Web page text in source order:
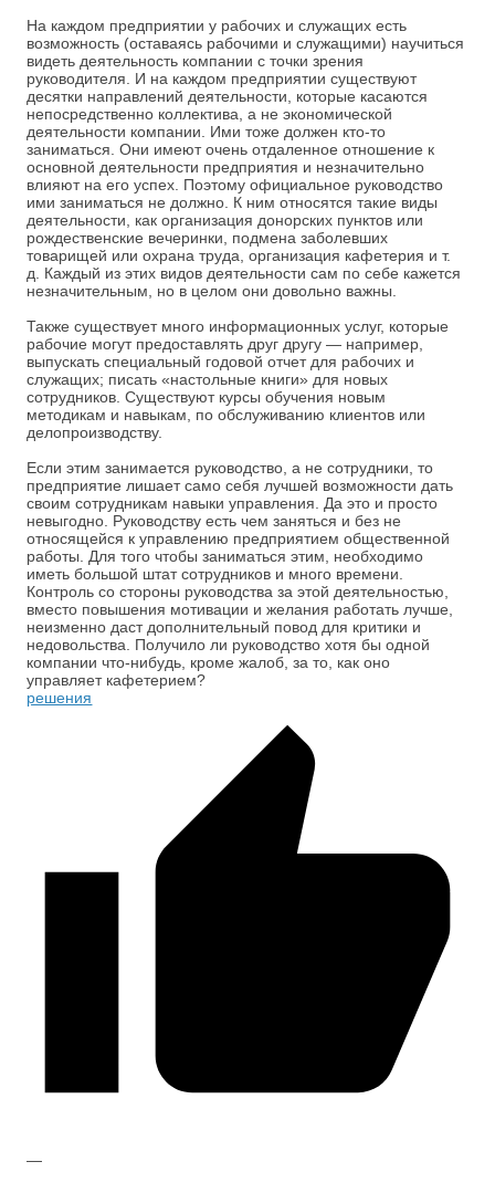
На каждом предприятии у рабочих и служащих есть
возможность (оставаясь рабочими и служащими) научиться
видеть деятельность компании с точки зрения
руководителя. И на каждом предприятии существуют
десятки направлений деятельности, которые касаются
непосредственно коллектива, а не экономической
деятельности компании. Ими тоже должен кто-то
заниматься. Они имеют очень отдаленное отношение к
основной деятельности предприятия и незначительно
влияют на его успех. Поэтому официальное руководство
ими заниматься не должно. К ним относятся такие виды
деятельности, как организация донорских пунктов или
рождественские вечеринки, подмена заболевших
товарищей или охрана труда, организация кафетерия и т.
д. Каждый из этих видов деятельности сам по себе кажется
незначительным, но в целом они довольно важны.
Также существует много информационных услуг, которые
рабочие могут предоставлять друг другу — например,
выпускать специальный годовой отчет для рабочих и
служащих; писать «настольные книги» для новых
сотрудников. Существуют курсы обучения новым
методикам и навыкам, по обслуживанию клиентов или
делопроизводству.
Если этим занимается руководство, а не сотрудники, то
предприятие лишает само себя лучшей возможности дать
своим сотрудникам навыки управления. Да это и просто
невыгодно. Руководству есть чем заняться и без не
относящейся к управлению предприятием общественной
работы. Для того чтобы заниматься этим, необходимо
иметь большой штат сотрудников и много времени.
Контроль со стороны руководства за этой деятельностью,
вместо повышения мотивации и желания работать лучше,
неизменно даст дополнительный повод для критики и
недовольства. Получило ли руководство хотя бы одной
компании что-нибудь, кроме жалоб, за то, как оно
управляет кафетерием?
решения
—